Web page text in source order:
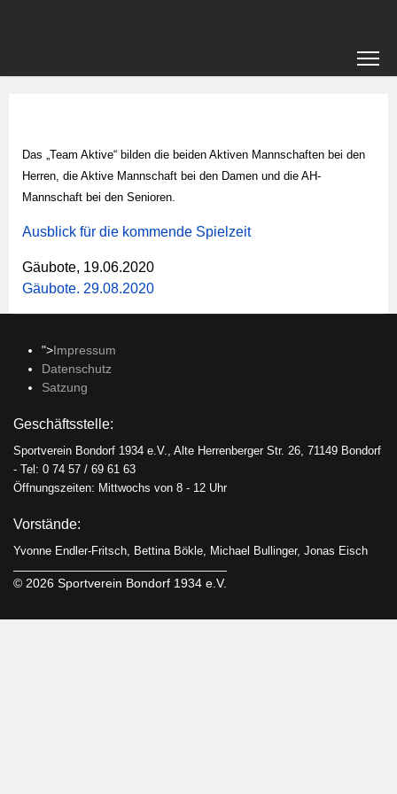
Das „Team Aktive“ bilden die beiden Aktiven Mannschaften bei den
Herren, die Aktive Mannschaft bei den Damen und die AH-
Mannschaft bei den Senioren.
Ausblick für die kommende Spielzeit
Gäubote, 19.06.2020
Gäubote. 29.08.2020
">Impressum
Datenschutz
Satzung
Geschäftsstelle:
Sportverein Bondorf 1934 e.V., Alte Herrenberger Str. 26, 71149 Bondorf
- Tel: 0 74 57 / 69 61 63
Öffnungszeiten: Mittwochs von 8 - 12 Uhr
Vorstände:
Yvonne Endler-Fritsch, Bettina Bökle, Michael Bullinger, Jonas Eisch
© 2026 Sportverein Bondorf 1934 e.V.